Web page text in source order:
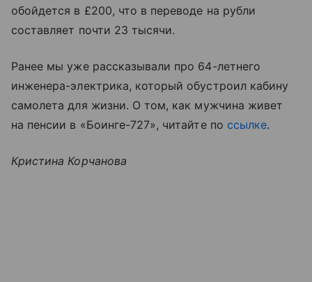
обойдется в £200, что в переводе на рубли
составляет почти 23 тысячи.
Ранее мы уже рассказывали про 64-летнего
инженера-электрика, который обустроил кабину
самолета для жизни. О том, как мужчина живет
на пенсии в «Боинге-727», читайте по ссылке.
Кристина Корчанова